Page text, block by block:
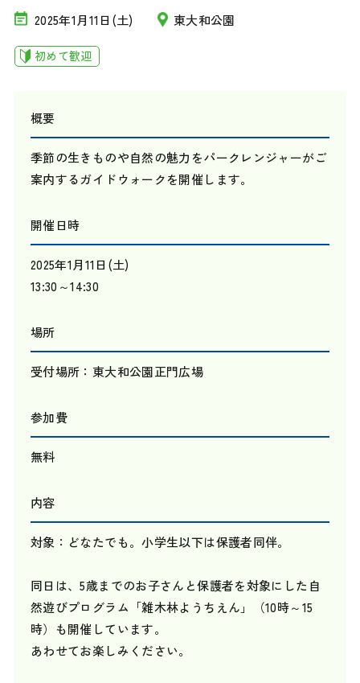
2025年1月11日(土) 東大和公園
初めて歓迎
概要
季節の生きものや自然の魅力をパークレンジャーがご
案内するガイドウォークを開催します。
開催日時
2025年1月11日(土)
13:30～14:30
場所
受付場所：東大和公園正門広場
参加費
無料
内容
対象：どなたでも。小学生以下は保護者同伴。
同日は、5歳までのお子さんと保護者を対象にした自
然遊びプログラム「雑木林ようちえん」（10時～15
時）も開催しています。
あわせてお楽しみください。